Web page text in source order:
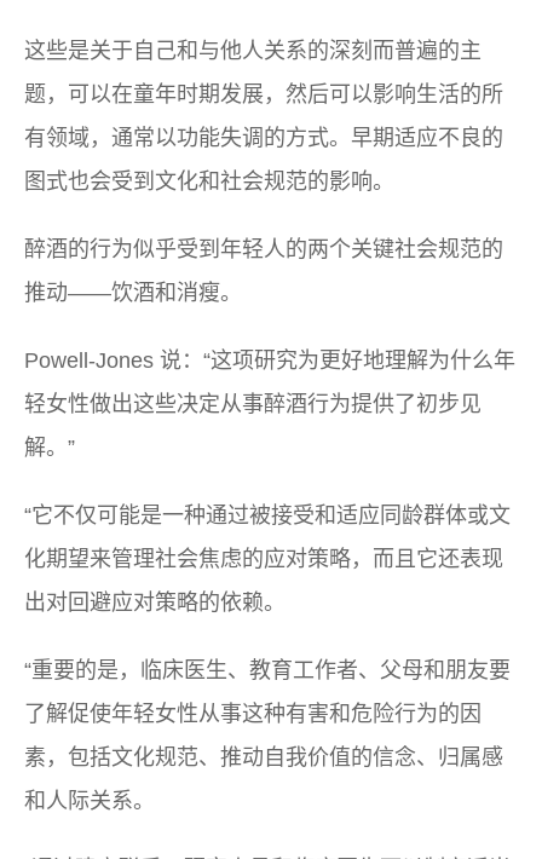
这些是关于自己和与他人关系的深刻而普遍的主
题，可以在童年时期发展，然后可以影响生活的所
有领域，通常以功能失调的方式。早期适应不良的
图式也会受到文化和社会规范的影响。
醉酒的行为似乎受到年轻人的两个关键社会规范的
推动——饮酒和消瘦。
Powell-Jones 说：“这项研究为更好地理解为什么年
轻女性做出这些决定从事醉酒行为提供了初步见
解。”
“它不仅可能是一种通过被接受和适应同龄群体或文
化期望来管理社会焦虑的应对策略，而且它还表现
出对回避应对策略的依赖。
“重要的是，临床医生、教育工作者、父母和朋友要
了解促使年轻女性从事这种有害和危险行为的因
素，包括文化规范、推动自我价值的信念、归属感
和人际关系。